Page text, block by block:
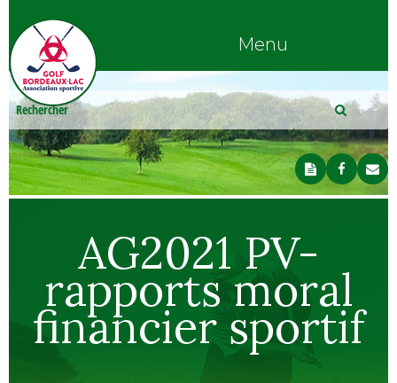
Menu
AG2021 PV-
rapports moral
financier sportif